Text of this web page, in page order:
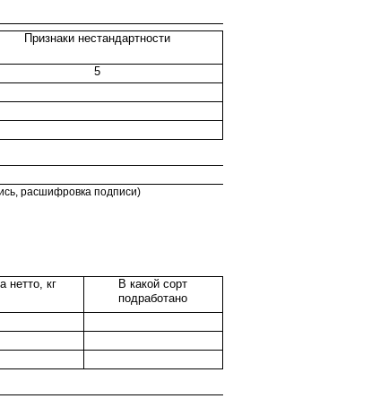
Признаки нестандартности
5
расшифровка подписи)
нетто, кг
В какой сорт
подработано